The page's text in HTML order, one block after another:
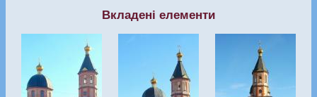
Вкладені елементи